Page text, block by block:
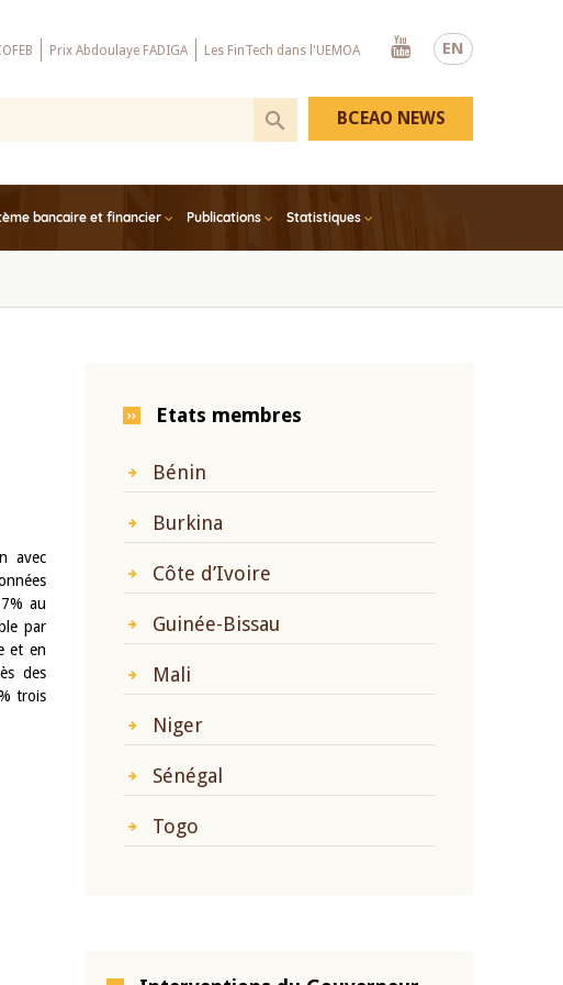
EN
Prix Abdoulaye FADIGA Les FinTech dans l'UEMOA
Youtube
bancaire et financier Publications Statistiques
BCEAO NEWS
avec
au
par
et en
des
trois
Etats membres
Bénin
Burkina
Côte d’Ivoire
Guinée-Bissau
Mali
Niger
Sénégal
Togo